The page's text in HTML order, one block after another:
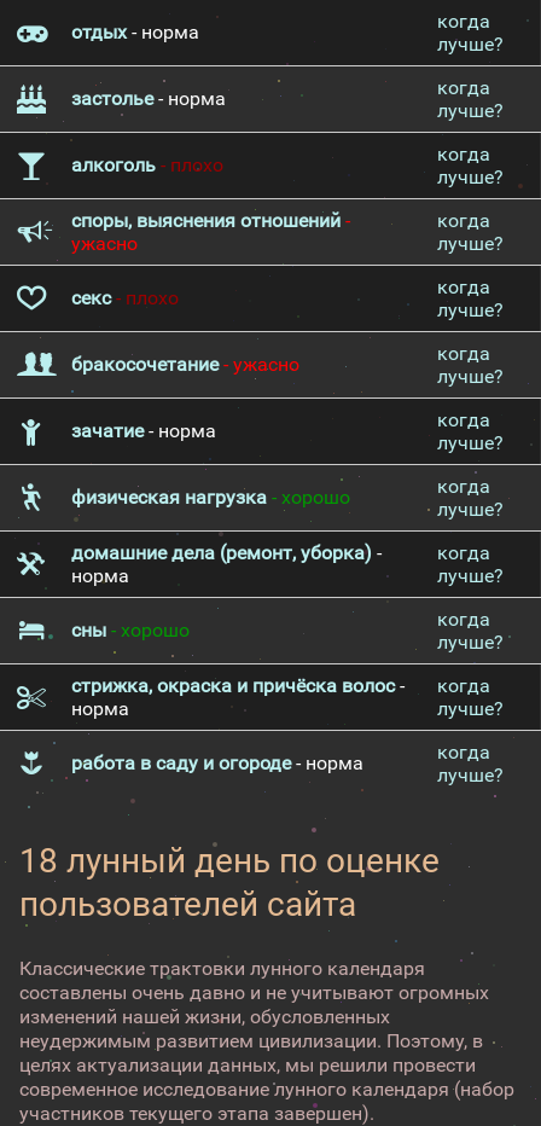
отдых- норма
когда
лучше?
застолье- норма
когда
лучше?
алкоголь - плохо
когда
лучше?
споры, выяснения отношений -
ужасно
когда
лучше?
секс- плохо
когда
лучше?
бракосочетание- ужасно
когда
лучше?
зачатие- норма
когда
лучше?
физическая нагрузка - хорошо
когда
лучше?
домашние дела (ремонт, уборка) -
норма
когда
лучше?
сны - хорошо
когда
лучше?
стрижка, окраска и причёска волос-
норма
когда
лучше?
работа в саду и огороде- норма
когда
лучше?
18 лунный день по оценке
пользователей сайта
Классические трактовки лунного календаря
составлены очень давно и не учитывают огромных
изменений нашей жизни, обусловленных
неудержимым развитием цивилизации. Поэтому, в
целях актуализации данных, мы решили провести
современное исследование лунного календаря (набор
участников текущего этапа завершен).